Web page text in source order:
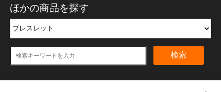
ほかの商品を探す
検索